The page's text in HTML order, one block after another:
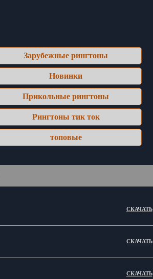
Зарубежные рингтоны
Новинки
Прикольные рингтоны
Рингтоны тик ток
топовые
СКАЧАТЬ
СКАЧАТЬ
СКАЧАТЬ